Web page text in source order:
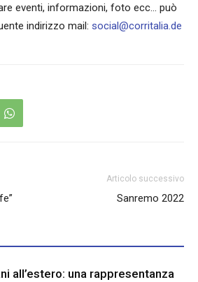
eventi, informazioni, foto ecc… può
indirizzo mail: social@corritalia.de
Articolo successivo
Sanremo 2022
all’estero: una rappresentanza